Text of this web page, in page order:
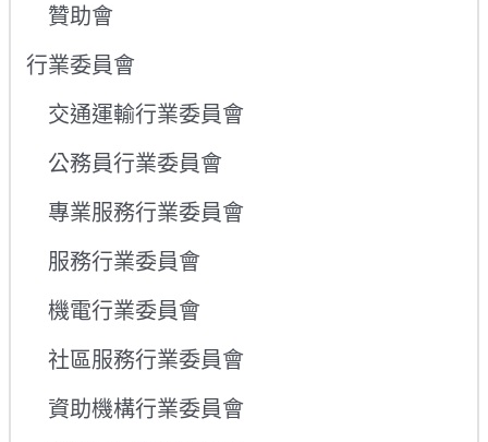
贊助會
行業委員會
交通運輸行業委員會
公務員行業委員會
專業服務行業委員會
服務行業委員會
機電行業委員會
社區服務行業委員會
資助機構行業委員會